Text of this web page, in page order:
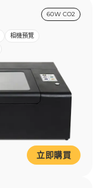
60W CO2
相機預覽
立即購買